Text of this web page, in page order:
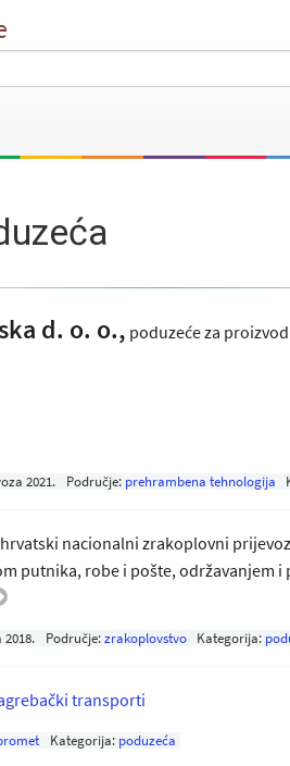
d. o. o., poduzeće za
2021. Područje: prehrambena tehnologija
hrvatski nacionalni zrakoplovni
putnika, robe i pošte, održavanjem
2018. Područje: zrakoplovstvo Kategorija:
transporti
Kategorija: poduzeća